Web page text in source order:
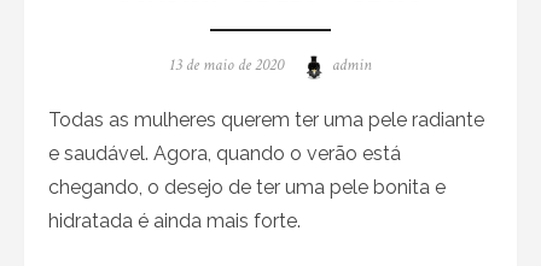
Posted
13 de maio de 2020 Author
admin
Todas as mulheres querem ter uma pele radiante
e saudável. Agora, quando o verão está
chegando, o desejo de ter uma pele bonita e
hidratada é ainda mais forte.